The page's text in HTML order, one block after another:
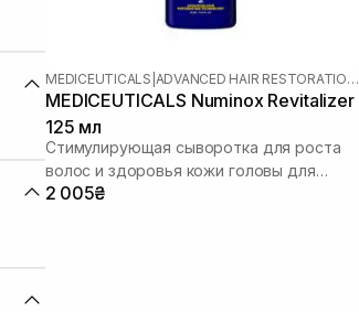
MEDICEUTICALS ADVANCED HAIR RESTORATION TECHNOLOGY
MEDICEUTICALS Numinox Revitalizer
125 мл
Стимулирующая сыворотка для роста
волос и здоровья кожи головы для
мужчин
2 005₴